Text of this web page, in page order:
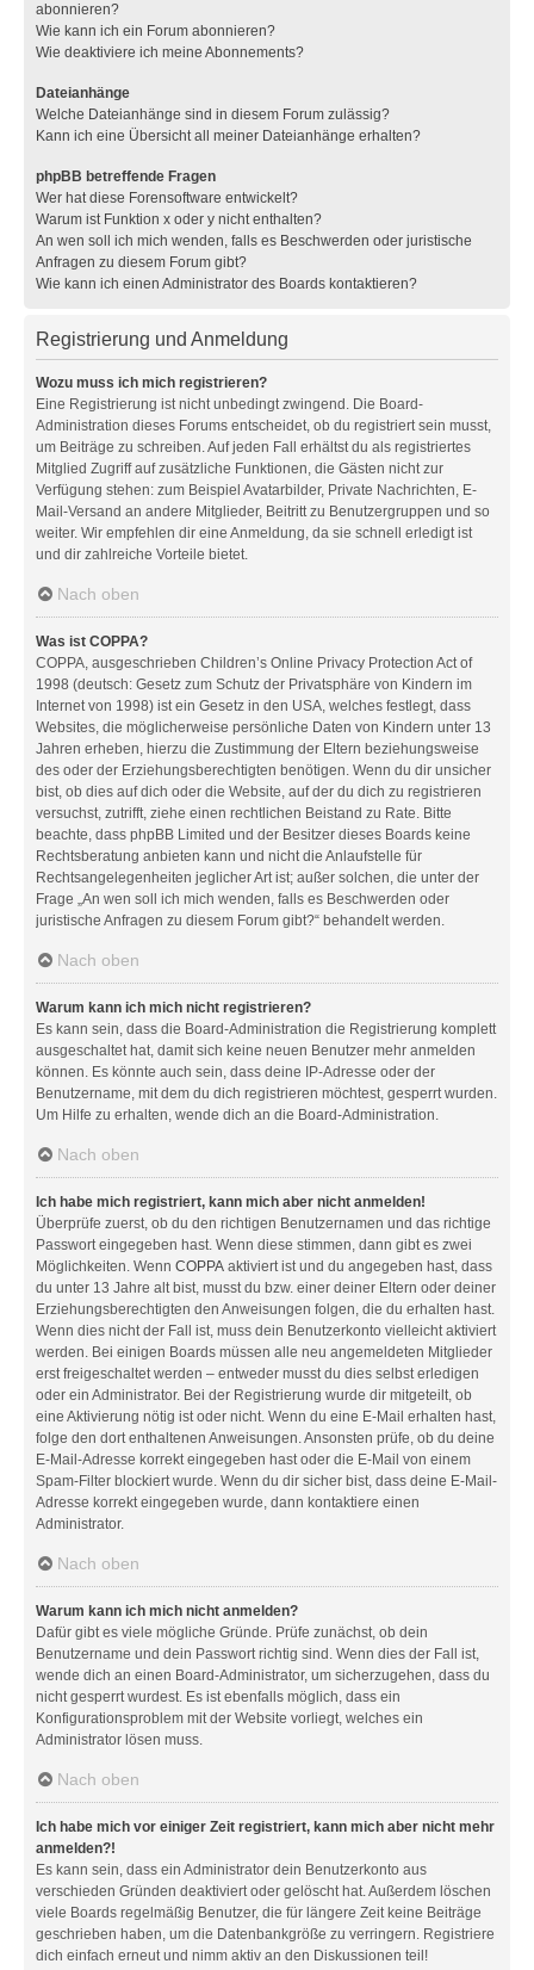
abonnieren?
Wie kann ich ein Forum abonnieren?
Wie deaktiviere ich meine Abonnements?
Dateianhänge
Welche Dateianhänge sind in diesem Forum zulässig?
Kann ich eine Übersicht all meiner Dateianhänge erhalten?
phpBB betreffende Fragen
Wer hat diese Forensoftware entwickelt?
Warum ist Funktion x oder y nicht enthalten?
An wen soll ich mich wenden, falls es Beschwerden oder juristische
Anfragen zu diesem Forum gibt?
Wie kann ich einen Administrator des Boards kontaktieren?
Registrierung und Anmeldung
Wozu muss ich mich registrieren?
Eine Registrierung ist nicht unbedingt zwingend. Die Board-
Administration dieses Forums entscheidet, ob du registriert sein musst,
um Beiträge zu schreiben. Auf jeden Fall erhältst du als registriertes
Mitglied Zugriff auf zusätzliche Funktionen, die Gästen nicht zur
Verfügung stehen: zum Beispiel Avatarbilder, Private Nachrichten, E-
Mail-Versand an andere Mitglieder, Beitritt zu Benutzergruppen und so
weiter. Wir empfehlen dir eine Anmeldung, da sie schnell erledigt ist
und dir zahlreiche Vorteile bietet.
Nach oben
Was ist COPPA?
COPPA, ausgeschrieben Children’s Online Privacy Protection Act of
1998 (deutsch: Gesetz zum Schutz der Privatsphäre von Kindern im
Internet von 1998) ist ein Gesetz in den USA, welches festlegt, dass
Websites, die möglicherweise persönliche Daten von Kindern unter 13
Jahren erheben, hierzu die Zustimmung der Eltern beziehungsweise
des oder der Erziehungsberechtigten benötigen. Wenn du dir unsicher
bist, ob dies auf dich oder die Website, auf der du dich zu registrieren
versuchst, zutrifft, ziehe einen rechtlichen Beistand zu Rate. Bitte
beachte, dass phpBB Limited und der Besitzer dieses Boards keine
Rechtsberatung anbieten kann und nicht die Anlaufstelle für
Rechtsangelegenheiten jeglicher Art ist; außer solchen, die unter der
Frage „An wen soll ich mich wenden, falls es Beschwerden oder
juristische Anfragen zu diesem Forum gibt?“ behandelt werden.
Nach oben
Warum kann ich mich nicht registrieren?
Es kann sein, dass die Board-Administration die Registrierung komplett
ausgeschaltet hat, damit sich keine neuen Benutzer mehr anmelden
können. Es könnte auch sein, dass deine IP-Adresse oder der
Benutzername, mit dem du dich registrieren möchtest, gesperrt wurden.
Um Hilfe zu erhalten, wende dich an die Board-Administration.
Nach oben
Ich habe mich registriert, kann mich aber nicht anmelden!
Überprüfe zuerst, ob du den richtigen Benutzernamen und das richtige
Passwort eingegeben hast. Wenn diese stimmen, dann gibt es zwei
Möglichkeiten. Wenn COPPA aktiviert ist und du angegeben hast, dass
du unter 13 Jahre alt bist, musst du bzw. einer deiner Eltern oder deiner
Erziehungsberechtigten den Anweisungen folgen, die du erhalten hast.
Wenn dies nicht der Fall ist, muss dein Benutzerkonto vielleicht aktiviert
werden. Bei einigen Boards müssen alle neu angemeldeten Mitglieder
erst freigeschaltet werden – entweder musst du dies selbst erledigen
oder ein Administrator. Bei der Registrierung wurde dir mitgeteilt, ob
eine Aktivierung nötig ist oder nicht. Wenn du eine E-Mail erhalten hast,
folge den dort enthaltenen Anweisungen. Ansonsten prüfe, ob du deine
E-Mail-Adresse korrekt eingegeben hast oder die E-Mail von einem
Spam-Filter blockiert wurde. Wenn du dir sicher bist, dass deine E-Mail-
Adresse korrekt eingegeben wurde, dann kontaktiere einen
Administrator.
Nach oben
Warum kann ich mich nicht anmelden?
Dafür gibt es viele mögliche Gründe. Prüfe zunächst, ob dein
Benutzername und dein Passwort richtig sind. Wenn dies der Fall ist,
wende dich an einen Board-Administrator, um sicherzugehen, dass du
nicht gesperrt wurdest. Es ist ebenfalls möglich, dass ein
Konfigurationsproblem mit der Website vorliegt, welches ein
Administrator lösen muss.
Nach oben
Ich habe mich vor einiger Zeit registriert, kann mich aber nicht mehr
anmelden?!
Es kann sein, dass ein Administrator dein Benutzerkonto aus
verschieden Gründen deaktiviert oder gelöscht hat. Außerdem löschen
viele Boards regelmäßig Benutzer, die für längere Zeit keine Beiträge
geschrieben haben, um die Datenbankgröße zu verringern. Registriere
dich einfach erneut und nimm aktiv an den Diskussionen teil!